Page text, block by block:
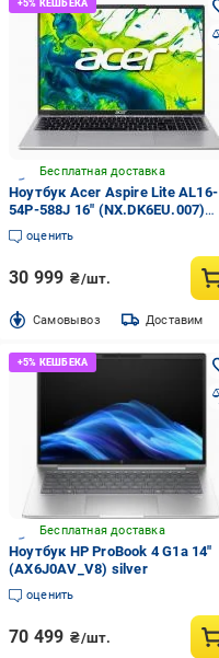
Бесплатная доставка
Ноутбук Acer Aspire Lite AL16-
54P-588J 16" (NX.DK6EU.007)
silver
оценить
30 999 ₴/шт.
Cамовывоз Доставим
Бесплатная доставка
Ноутбук HP ProBook 4 G1a 14"
(AX6J0AV_V8) silver
оценить
70 499 ₴/шт.